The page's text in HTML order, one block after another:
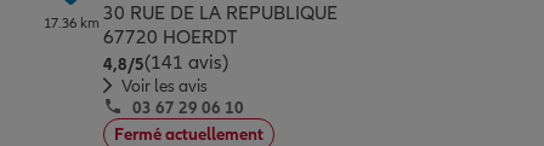
17.36 km 30 RUE DE LA REPUBLIQUE
67720 HOERDT
4,8/5Note de 4.8 sur 5
(141 avis)
Voir les avis
03 67 29 06 10
Fermé actuellement